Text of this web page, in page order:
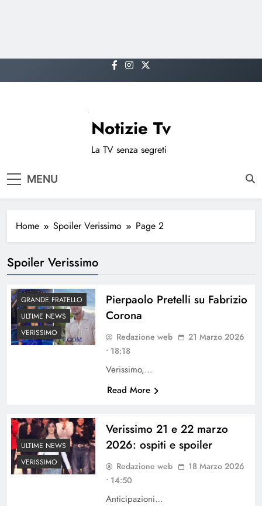
to
Notizie Tv
La TV senza segreti
MENU
Home Spoiler Verissimo Page 2
Spoiler Verissimo
GRANDE FRATELLO
ULTIME NEWS
VERISSIMO
Pierpaolo Pretelli su Fabrizio
Corona
Redazione web
21 Marzo 2026
• 18:18
Verissimo,…
Read More
ULTIME NEWS
VERISSIMO
Verissimo 21 e 22 marzo
2026: ospiti e spoiler
Redazione web
18 Marzo 2026
• 14:50
Anticipazioni…